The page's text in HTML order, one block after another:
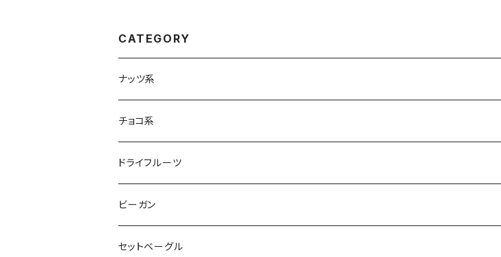
CATEGORY
ナッツ系
チョコ系
ドライフルーツ
ビーガン
セットベーグル